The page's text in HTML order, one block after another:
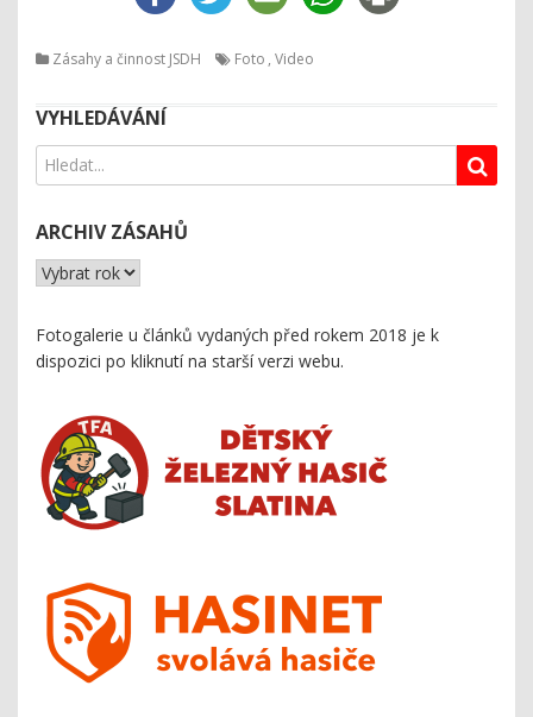
Zásahy a činnost JSDH Foto , Video
VYHLEDÁVÁNÍ
ARCHIV ZÁSAHŮ
Fotogalerie u článků vydaných před rokem 2018 je k
dispozici po kliknutí na starší verzi webu.